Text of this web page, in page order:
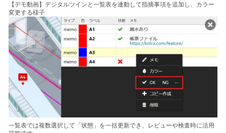
【デモ動画】デジタルツインと一覧表を連動して指摘事項を追加し、カラー
変更する様子
一覧表では複数選択して「状態」を一括更新でき、レビューや検査時に活用